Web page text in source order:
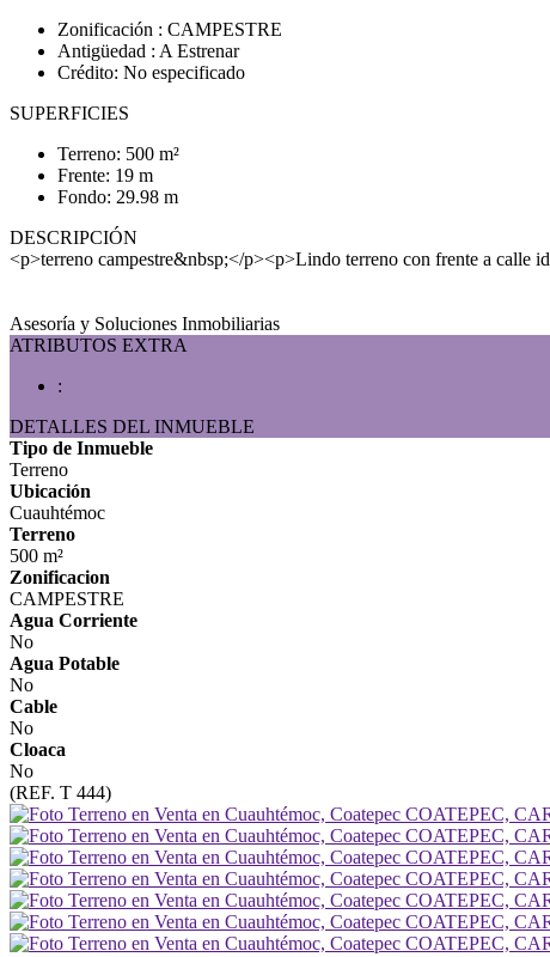
Zonificación : CAMPESTRE
Antigüedad : A Estrenar
Crédito: No especificado
SUPERFICIES
Terreno: 500 m²
Frente: 19 m
Fondo: 29.98 m
DESCRIPCIÓN
<p>terreno campestre&nbsp;</p><p>Lindo terreno con frente a calle
Asesoría y Soluciones Inmobiliarias
ATRIBUTOS EXTRA
:
DETALLES DEL INMUEBLE
Tipo de Inmueble
Terreno
Ubicación
Cuauhtémoc
Terreno
500 m²
Zonificacion
CAMPESTRE
Agua Corriente
No
Agua Potable
No
Cable
No
Cloaca
No
(REF. T 444)